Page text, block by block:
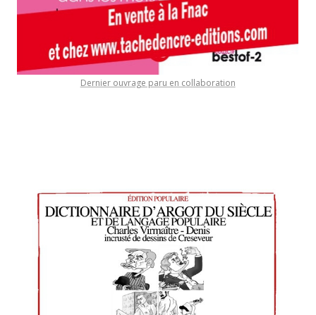
Dernier ouvrage paru en collaboration